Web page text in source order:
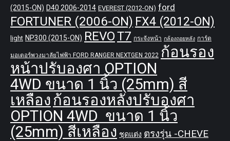
(2015-ON) D40 2006-2014 EVEREST (2012-ON) ford
FORTUNER (2006-ON) FX4 (2012-ON)
light NP300 (2015-ON) REVOT7 กระจังหน้า กล้องถอยหลัง การ์ด
มอเตอร์พวงมาลัยไฟฟ้า FORD RANGER NEXTGEN 2022 ก้อนรอง
หน้าปรับองศา OPTION
4WD ขนาด 1 นิ้ว (25mm) สี
เหลือง ก้อนรองหลังปรับองศา
OPTION 4WD ขนาด 1 นิ้ว
(25mm) สีเหลือง ชุดแต่ง ตรงรุ่น -CHEVE